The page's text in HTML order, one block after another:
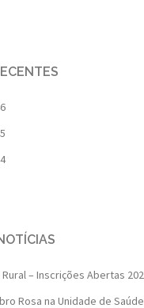
Rural – Inscrições Abertas
Rosa na Unidade de